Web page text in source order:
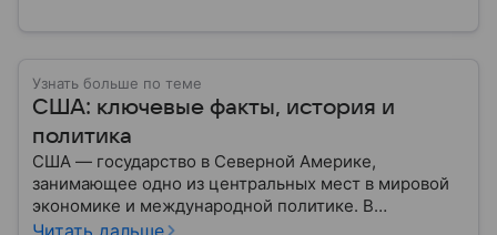
Узнать больше по теме
США: ключевые факты, история и
политика
США — государство в Северной Америке,
занимающее одно из центральных мест в мировой
экономике и международной политике. В
материале — основные сведения об этой стране.
Читать дальше